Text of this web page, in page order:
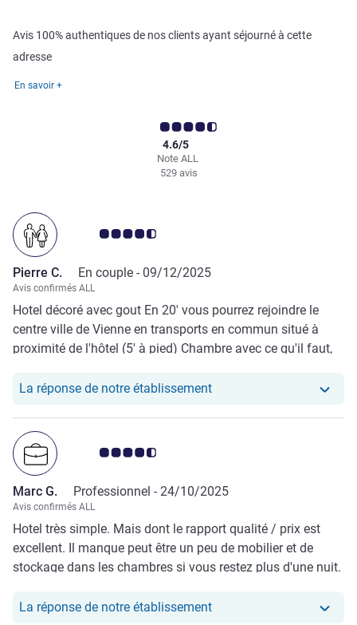
Avis 100% authentiques de nos clients ayant séjourné à cette
adresse
En savoir +
Note ALL
4.6/5
529 avis
Note Avis clients 4.5/5
Pierre C. En couple - 09/12/2025
Avis confirmés ALL
Hotel décoré avec gout En 20' vous pourrez rejoindre le
centre ville de Vienne en transports en commun situé à
proximité de l'hôtel (5' à pied) Chambre avec ce qu'il faut,
affaires si vous restez plusieurs nuits Literie de bonne
La réponse de notre établissementNotre hôtel a repondu au
Note Avis clients 4.5/5
Marc G. Professionnel - 24/10/2025
Avis confirmés ALL
Hotel très simple. Mais dont le rapport qualité / prix est
excellent. Il manque peut être un peu de mobilier et de
stockage dans les chambres si vous restez plus d'une nuit.
des grooms des portes est trés mauvais. Les portes ne se
La réponse de notre établissementNotre hôtel a repondu au